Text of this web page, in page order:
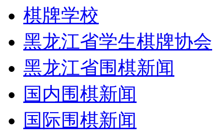
棋牌学校
黑龙江省学生棋牌协会
黑龙江省围棋新闻
国内围棋新闻
国际围棋新闻